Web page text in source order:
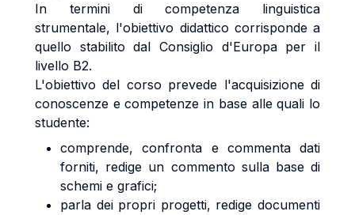
In termini di competenza linguistica
strumentale, l'obiettivo didattico corrisponde a
quello stabilito dal Consiglio d'Europa per il
livello B2.
L'obiettivo del corso prevede l'acquisizione di
conoscenze e competenze in base alle quali lo
studente:
comprende, confronta e commenta dati
forniti, redige un commento sulla base di
schemi e grafici;
parla dei propri progetti, redige documenti